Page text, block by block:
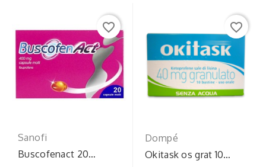
favorite_border
Sanofi
Buscofenact 20
favorite_border
Dompé
Okitask os grat 10